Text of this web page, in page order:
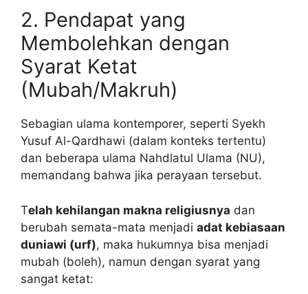
2. Pendapat yang
Membolehkan dengan
Syarat Ketat
(Mubah/Makruh)
Sebagian ulama kontemporer, seperti Syekh
Yusuf Al-Qardhawi (dalam konteks tertentu)
dan beberapa ulama Nahdlatul Ulama (NU),
memandang bahwa jika perayaan tersebut.
Telah kehilangan makna religiusnya dan
berubah semata-mata menjadi adat kebiasaan
duniawi (urf), maka hukumnya bisa menjadi
mubah (boleh), namun dengan syarat yang
sangat ketat: